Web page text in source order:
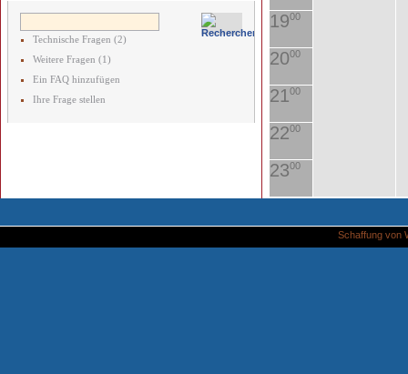
Technische Fragen (2)
Weitere Fragen (1)
Ein FAQ hinzufügen
Ihre Frage stellen
1900
2000
2100
2200
2300
Schaffung von